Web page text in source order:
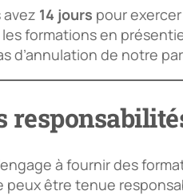
avez 14 jours pour
les formations en
d’annulation de notre
à fournir des
peux être tenue